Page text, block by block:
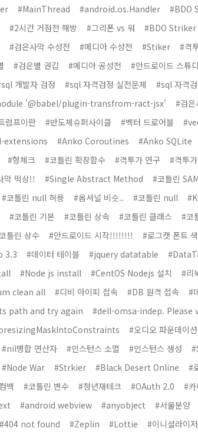
#MainThread #android.os.Handler #BDO
#2시간 거점전 해방 #그리폰 vs 워 #BDO
#검은사막 수성전 #메디아 수성전 #Stiker #격
#검은별 권갑 #메디아 공성전 #안드로이드 스튜
개발자 검정 #sql 자격검정 실전문제 #sql 자격
'@babel/plugin-transfrom-ract-jsx'
#검은
럼프이란 #반도체슈퍼사이클 #벡터 드로어블
extensions
#Anko Coroutines #Anko SQLite
#형체크 #코틀린 확장함수 #격투가 연구 #격투
막 떡상!! #Single Abstract Method #코틀린 SAM
#코틀린 null 허용 #옵셔널 비슷.. #코틀린 null
#코틀린 기본 #코틀린 상속 #코틀린 클래스 #코
틀린 상수 #안드로이드 시작!!!!!!!! #로그캣 폰트
3.3
#데이터 테이블 #jquery datatable
#Node js install #CentOS Nodejs 설치 #리
clean all #디비 아이피 접속 #DB 원격 접속
#
path and try again
#dell-omsa-indep.
#오디오 파운데이션
#nil병합 연산자 #인스턴스 소멸 #인스턴스 생성
#Node War #Strkier #Black Desert Online #
백 #코틀린 변수 #청년재테크 #OAuth 2.0 #카
#android webview #anyobject #서울분양
#404 not found #Zeplin #Lottie #이니셜라이저